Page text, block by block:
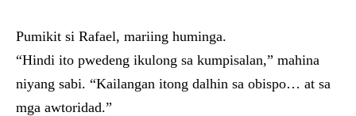
Pumikit si Rafael, mariing huminga.
“Hindi ito pwedeng ikulong sa kumpisalan,” mahina
niyang sabi. “Kailangan itong dalhin sa obispo… at sa
mga awtoridad.”